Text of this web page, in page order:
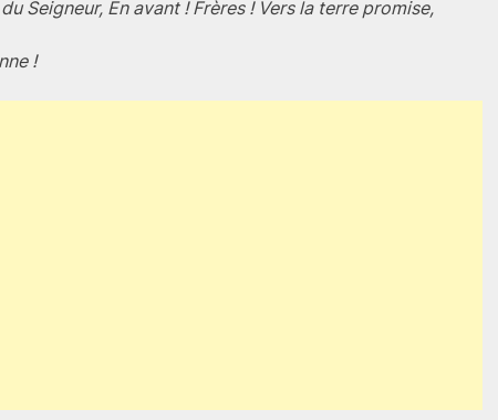
du Seigneur, En avant ! Frères ! Vers la terre promise,
!